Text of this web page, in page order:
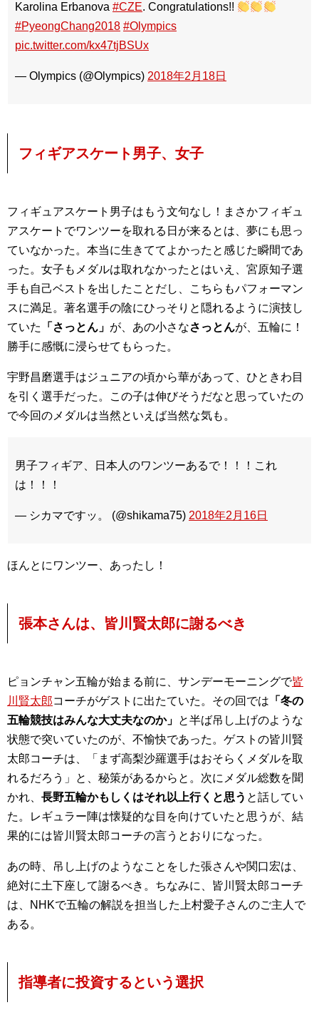
Karolina Erbanova #CZE. Congratulations!!
#PyeongChang2018 #Olympics
pic.twitter.com/kx47tjBSUx
— Olympics (@Olympics) 2018年2月18日
フィギアスケート男子、女子
フィギュアスケート男子はもう文句なし！まさかフィギュ
アスケートでワンツーを取れる日が来るとは、夢にも思っ
ていなかった。本当に生きててよかったと感じた瞬間であ
った。女子もメダルは取れなかったとはいえ、宮原知子選
手も自己ベストを出したことだし、こちらもパフォーマン
スに満足。著名選手の陰にひっそりと隠れるように演技し
ていた
「さっとん」 が、あの小さなさっとんが、五輪に！
勝手に感慨に浸らせてもらった。
宇野昌磨選手はジュニアの頃から華があって、ひときわ目
を引く選手だった。この子は伸びそうだなと思っていたの
で今回のメダルは当然といえば当然な気も。
男子フィギア、日本人のワンツーあるで！！！これ
は！！！
— シカマですッ。 (@shikama75) 2018年2月16日
ほんとにワンツー、あったし！
張本さんは、皆川賢太郎に謝るべき
ピョンチャン五輪が始まる前に、サンデーモーニングで皆
川賢太郎コーチがゲストに出たていた。その回では 「冬の
五輪競技はみんな大丈夫なのか」 と半ば吊し上げのような
状態で突いていたのが、不愉快であった。ゲストの皆川賢
太郎コーチは、「まず高梨沙羅選手はおそらくメダルを取
れるだろう」と、秘策があるからと。次にメダル総数を聞
かれ、 長野五輪かもしくはそれ以上行くと思う と話してい
た。レギュラー陣は懐疑的な目を向けていたと思うが、結
果的には皆川賢太郎コーチの言うとおりになった。
あの時、吊し上げのようなことをした張さんや関口宏は、
絶対に土下座して謝るべき。ちなみに、皆川賢太郎コーチ
は、NHKで五輪の解説を担当した上村愛子さんのご主人で
ある。
指導者に投資するという選択